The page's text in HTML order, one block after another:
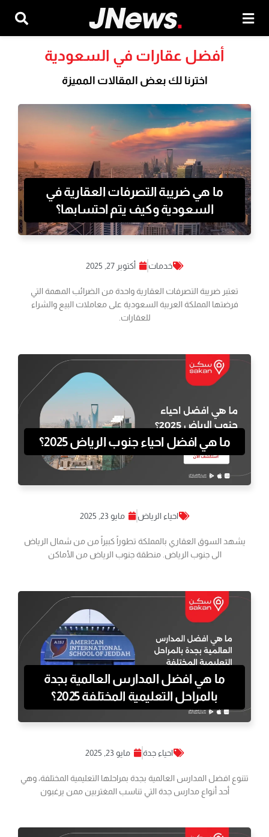
أفضل عقارات في السعودية
اخترنا لك بعض المقالات المميزة
ما هي ضريبة التصرفات العقارية في
السعودية وكيف يتم احتسابها؟
خدمات أكتوبر 27, 2025
تعتبر ضريبة التصرفات العقارية واحدة من الضرائب المهمة التي
فرضتها المملكة العربية السعودية على معاملات البيع والشراء
للعقارات.
ما هي افضل احياء جنوب الرياض 2025؟
احياء الرياض مايو 23, 2025
يشهد السوق العقاري بالمملكة تطوراً كبيراً من من شمال الرياض
الى جنوب الرياض. منطقة جنوب الرياض من الأماكن
ما هي افضل المدارس العالمية بجدة
بالمراحل التعليمية المختلفة 2025؟
احياء جدة مايو 23, 2025
تتنوع افضل المدارس العالمية بجدة بمراحلها التعليمية المختلفة، وهي
أحد أنواع مدارس جدة التي تناسب المغتربين ممن يرغبون